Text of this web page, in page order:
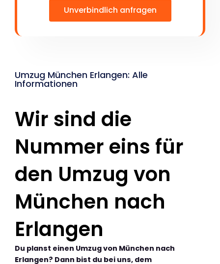
Unverbindlich anfragen
Umzug München Erlangen: Alle
Informationen
Wir sind die
Nummer eins für
den Umzug von
München nach
Erlangen
Du planst einen Umzug von München nach
Erlangen? Dann bist du bei uns, dem